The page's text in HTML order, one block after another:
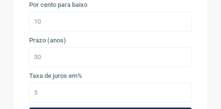
Por cento para baixo
Prazo (anos)
Taxa de juros em%